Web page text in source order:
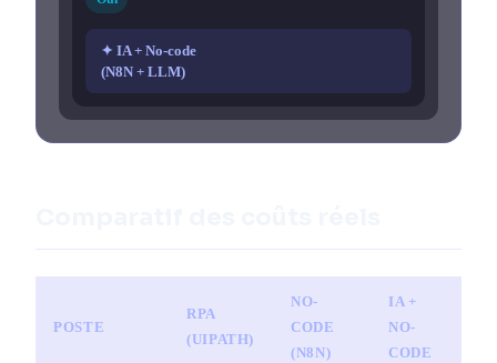
✦ IA + No-code
(N8N + LLM)
POSTE
RPA
(UIPATH)
NO-
CODE
(N8N)
IA +
NO-
CODE